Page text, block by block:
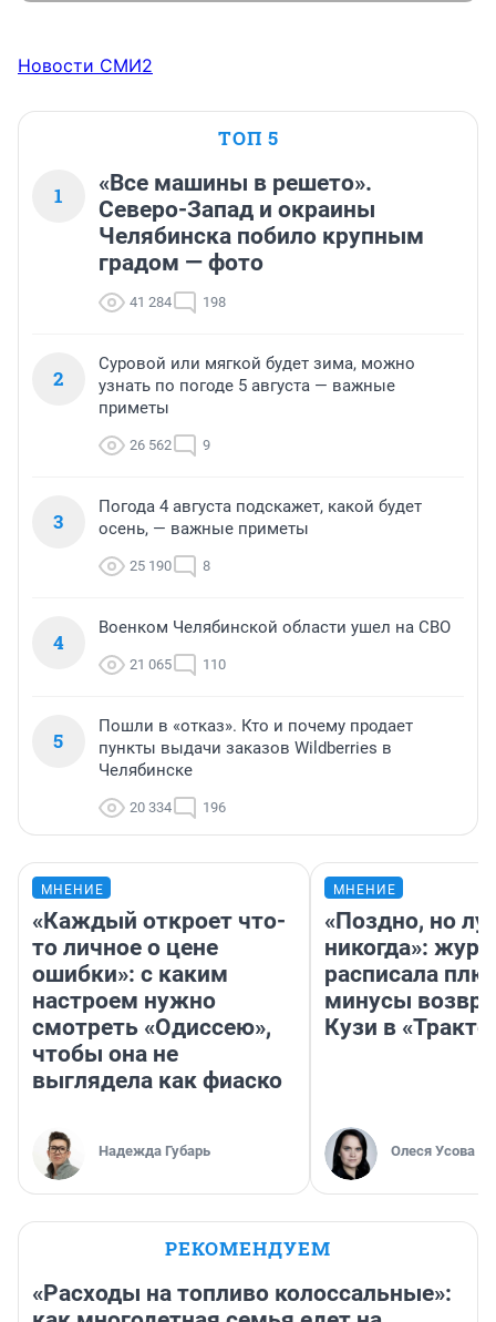
Новости СМИ2
ТОП 5
1
«Все машины в решето».
Северо-Запад и окраины
Челябинска побило крупным
градом — фото
41 284 198
2
Суровой или мягкой будет зима, можно
узнать по погоде 5 августа — важные
приметы
26 562 9
3
Погода 4 августа подскажет, какой будет
осень, — важные приметы
25 190 8
4
Военком Челябинской области ушел на СВО
21 065 110
5
Пошли в «отказ». Кто и почему продает
пункты выдачи заказов Wildberries в
Челябинске
20 334 196
МНЕНИЕ
«Каждый откроет что-
то личное о цене
ошибки»: с каким
настроем нужно
смотреть «Одиссею»,
чтобы она не
выглядела как фиаско
Надежда Губарь
МНЕНИЕ
«Поздно, но
никогда»:
расписала
минусы
Кузи в
Олеся Усова
РЕКОМЕНДУЕМ
«Расходы на топливо колоссальные»: